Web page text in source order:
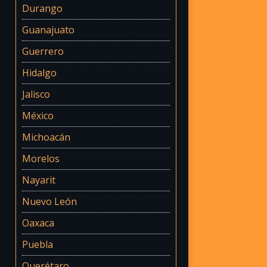
Durango
Guanajuato
Guerrero
Hidalgo
Jalisco
México
Michoacán
Morelos
Nayarit
Nuevo León
Oaxaca
Puebla